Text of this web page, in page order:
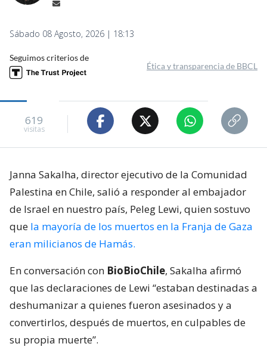
Sábado 08 Agosto, 2026 | 18:13
Seguimos criterios de
Ética y transparencia de BBCL
619
visitas
Janna Sakalha, director ejecutivo de la Comunidad
Palestina en Chile, salió a responder al embajador
de Israel en nuestro país, Peleg Lewi, quien sostuvo
que la mayoría de los muertos en la Franja de Gaza
eran milicianos de Hamás.
En conversación con BioBioChile, Sakalha afirmó
que las declaraciones de Lewi “estaban destinadas a
deshumanizar a quienes fueron asesinados y a
convertirlos, después de muertos, en culpables de
su propia muerte”.